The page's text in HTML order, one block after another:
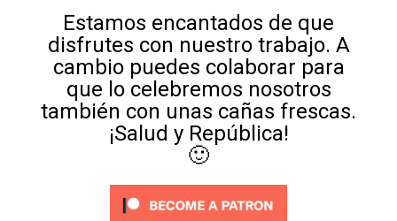
Estamos encantados de que
disfrutes con nuestro trabajo. A
cambio puedes colaborar para
que lo celebremos nosotros
también con unas cañas frescas.
¡Salud y República!
🙂